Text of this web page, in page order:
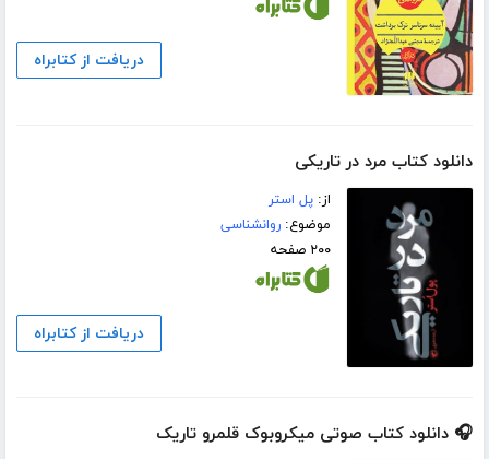
دریافت از کتابراه
دانلود کتاب مرد در تاریکی
از:پل استر
موضوع:روانشناسی
۲۰۰ صفحه
دریافت از کتابراه
🎧 دانلود کتاب صوتی میکروبوک قلمرو تاریک